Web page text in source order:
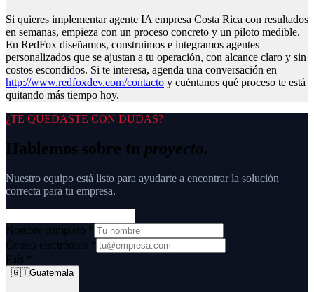
Si quieres implementar agente IA empresa Costa Rica con resultados
en semanas, empieza con un proceso concreto y un piloto medible.
En RedFox diseñamos, construimos e integramos agentes
personalizados que se ajustan a tu operación, con alcance claro y sin
costos escondidos. Si te interesa, agenda una conversación en
http://www.redfoxdev.com/contacto y cuéntanos qué proceso te está
quitando más tiempo hoy.
¿TE QUEDASTE CON DUDAS?
Hablemos sobre tu proyecto.
Nuestro equipo está listo para ayudarte a encontrar la solución
correcta para tu empresa.
Nombre completo *
Correo electrónico *
País *
🇬🇹Guatemala